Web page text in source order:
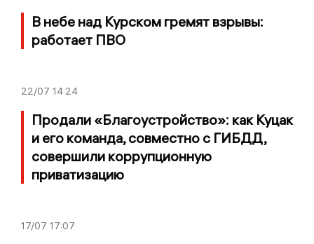
В небе над Курском гремят взрывы:
работает ПВО
22/07 14:24
Продали «Благоустройство»: как Куцак
и его команда, совместно с ГИБДД,
совершили коррупционную
приватизацию
17/07 17:07